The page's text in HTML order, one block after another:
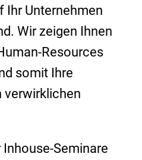
Ihr Unternehmen
Wir zeigen Ihnen
Resources
somit Ihre
verwirklichen
Inhouse-Seminare